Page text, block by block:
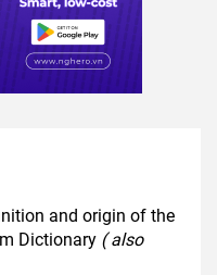
and origin of the
Dictionary ( also